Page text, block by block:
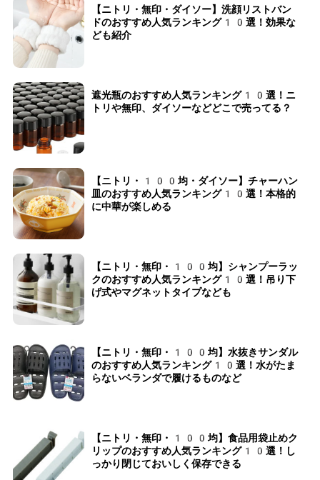
【ニトリ・無印・ダイソー】洗顔リストバン
ドのおすすめ人気ランキング10選！効果な
ども紹介
遮光瓶のおすすめ人気ランキング10選！ニ
トリや無印、ダイソーなどどこで売ってる？
【ニトリ・100均・ダイソー】チャーハン
皿のおすすめ人気ランキング10選！本格的
に中華が楽しめる
【ニトリ・無印・100均】シャンプーラッ
クのおすすめ人気ランキング10選！吊り下
げ式やマグネットタイプなども
【ニトリ・無印・100均】水抜きサンダル
のおすすめ人気ランキング10選！水がたま
らないベランダで履けるものなど
【ニトリ・無印・100均】食品用袋止めク
リップのおすすめ人気ランキング10選！し
っかり閉じておいしく保存できる